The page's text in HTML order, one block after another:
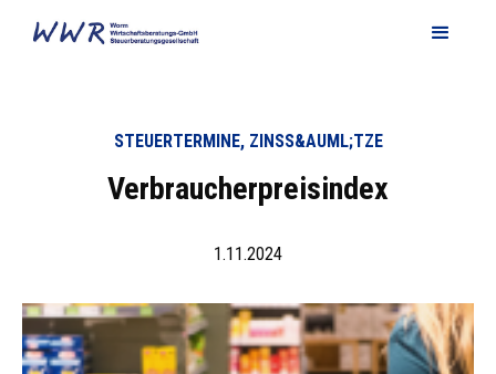
STEUERTERMINE, ZINSS&AUML;TZE
Verbraucherpreisindex
1.11.2024